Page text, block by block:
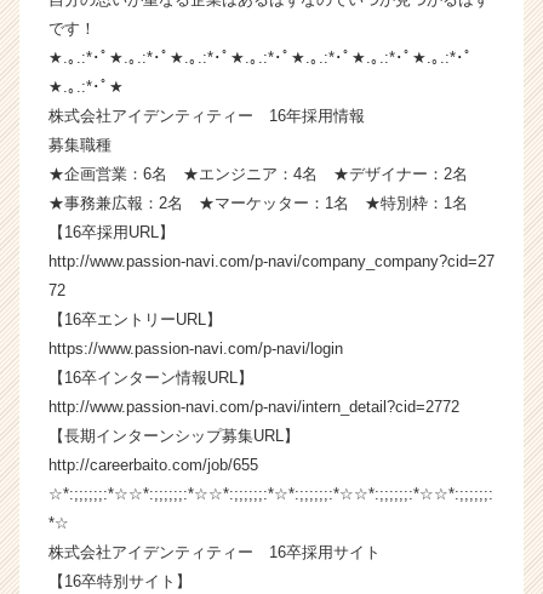
企
か
ら
が
届
く
就
活
イ
ト
ア
です！
★.｡.:*･ﾟ★.｡.:*･ﾟ★.｡.:*･ﾟ★.｡.:*･ﾟ★.｡.:*･ﾟ★.｡.:*･ﾟ★.｡.:*･ﾟ
★.｡.:*･ﾟ★
株式会社アイデンティティー 16年採用情報
募集職種
★企画営業：6名 ★エンジニア：4名 ★デザイナー：2名
★事務兼広報：2名 ★マーケッター：1名 ★特別枠：1名
【16卒採用URL】
http://www.passion-navi.com/p-navi/company_company?cid=27
72
【16卒エントリーURL】
https://www.passion-navi.com/p-navi/login
【16卒インターン情報URL】
http://www.passion-navi.com/p-navi/intern_detail?cid=2772
【長期インターンシップ募集URL】
http://careerbaito.com/job/655
☆*:;;;;;;:*☆☆*:;;;;;;:*☆☆*:;;;;;;:*☆*:;;;;;;:*☆☆*:;;;;;;:*☆☆*:;;;;;;:
*☆
株式会社アイデンティティー 16卒採用サイト
【16卒特別サイト】